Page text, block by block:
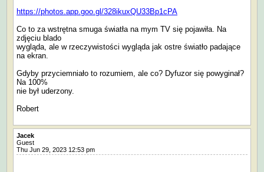
https://photos.app.goo.gl/328ikuxQU33Bp1cPA
Co to za wstrętna smuga światła na mym TV się pojawiła. Na
zdjęciu blado
wygląda, ale w rzeczywistości wygląda jak ostre światło padające
na ekran.
Gdyby przyciemniało to rozumiem, ale co? Dyfuzor się powyginał?
Na 100%
nie był uderzony.
Robert
Jacek
Guest
Thu Jun 29, 2023 12:53 pm